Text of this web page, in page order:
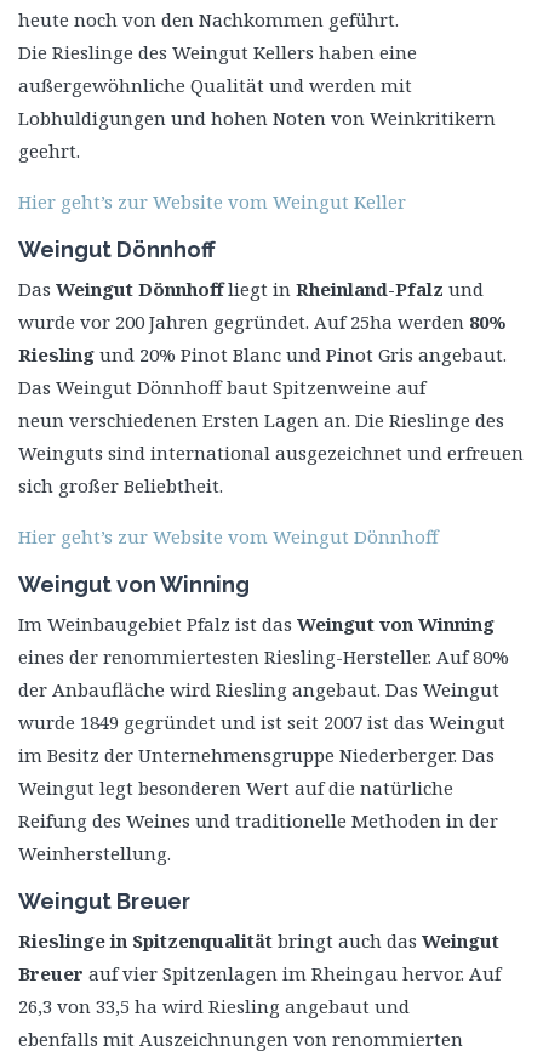
heute noch von den Nachkommen geführt.
Die Rieslinge des Weingut Kellers haben eine
außergewöhnliche Qualität und werden mit
Lobhuldigungen und hohen Noten von Weinkritikern
geehrt.
Hier geht’s zur Website vom Weingut Keller
Weingut Dönnhoff
Das Weingut Dönnhoffliegt in Rheinland-Pfalz und
wurde vor 200 Jahren gegründet. Auf 25ha werden 80%
Riesling und 20% Pinot Blanc und Pinot Gris angebaut.
Das Weingut Dönnhoff baut Spitzenweine auf
neun verschiedenen Ersten Lagen an. Die Rieslinge des
Weinguts sind international ausgezeichnet und erfreuen
sich großer Beliebtheit.
Hier geht’s zur Website vom Weingut Dönnhoff
Weingut von Winning
Im Weinbaugebiet Pfalz ist das Weingut von Winning
eines der renommiertesten Riesling-Hersteller. Auf 80%
der Anbaufläche wird Riesling angebaut. Das Weingut
wurde 1849 gegründet und ist seit 2007 ist das Weingut
im Besitz der Unternehmensgruppe Niederberger. Das
Weingut legt besonderen Wert auf die natürliche
Reifung des Weines und traditionelle Methoden in der
Weinherstellung.
Weingut Breuer
Rieslinge in Spitzenqualität bringt auch das Weingut
Breuer auf vier Spitzenlagen im Rheingau hervor. Auf
26,3 von 33,5 ha wird Riesling angebaut und
ebenfalls mit Auszeichnungen von renommierten